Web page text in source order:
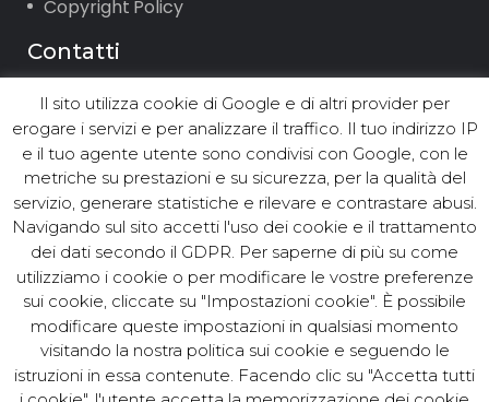
Copyright Policy
Contatti
Via Vigone 42 10064 Pinerolo (TO)
Tel. +39.0121.2361 ∙ Fax +39.0121.236294
Email: info@asst.it
PEC:asst@postacert.asst.it
© ASST Acea Servizi Strumentali
Territoriali S.r.l. - Tutti i diritti
riservati. Cod.Fisc. e P. IVA
10381250017. C.C.I.A.A. Torino N.
Il sito utilizza cookie di Google e di altri provider per
erogare i servizi e per analizzare il traffico. Il tuo indirizzo IP
e il tuo agente utente sono condivisi con Google, con le
metriche su prestazioni e su sicurezza, per la qualità del
servizio, generare statistiche e rilevare e contrastare abusi.
Navigando sul sito accetti l'uso dei cookie e il trattamento
dei dati secondo il GDPR. Per saperne di più su come
utilizziamo i cookie o per modificare le vostre preferenze
sui cookie, cliccate su "Impostazioni cookie". È possibile
modificare queste impostazioni in qualsiasi momento
visitando la nostra politica sui cookie e seguendo le
istruzioni in essa contenute. Facendo clic su "Accetta tutti